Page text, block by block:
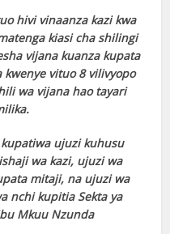
hivi vinaanza kazi kwa
kiasi cha shilingi
vijana kuanza kupata
vituo 8 vilivyopo
wa vijana hao tayari
kupatiwa ujuzi kuhusu
wa kazi, ujuzi wa
mitaji, na ujuzi wa
nchi kupitia Sekta ya
Mkuu Nzunda